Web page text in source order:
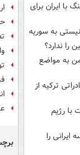
با ایران برای
به سوریه
را ندارد؟
به مواضع
ترکیه از
با رژیم
را